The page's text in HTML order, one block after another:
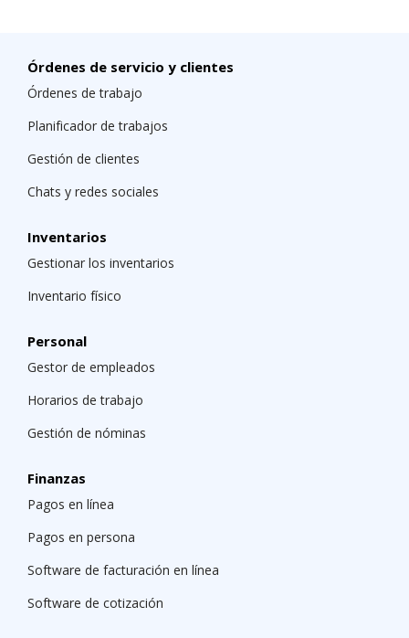
Órdenes de servicio y clientes
Órdenes de trabajo
Planificador de trabajos
Gestión de clientes
Chats y redes sociales
Inventarios
Gestionar los inventarios
Inventario físico
Personal
Gestor de empleados
Horarios de trabajo
Gestión de nóminas
Finanzas
Pagos en línea
Pagos en persona
Software de facturación en línea
Software de cotización